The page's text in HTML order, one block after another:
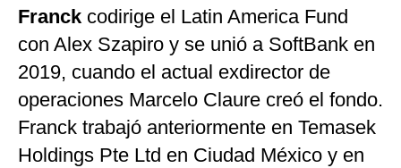
Franck codirige el Latin America Fund
con Alex Szapiro y se unió a SoftBank en
2019, cuando el actual exdirector de
operaciones Marcelo Claure creó el fondo.
Franck trabajó anteriormente en Temasek
Holdings Pte Ltd en Ciudad México y en